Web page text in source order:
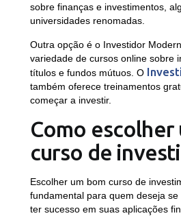
sobre finanças e investimentos,
universidades renomadas.
Outra opção é o Investidor
variedade de cursos online sobre
títulos e fundos mútuos. O
também oferece treinamentos
começar a investir.
Como escolher
curso de
Escolher um bom curso de
fundamental para quem deseja
ter sucesso em suas aplicações